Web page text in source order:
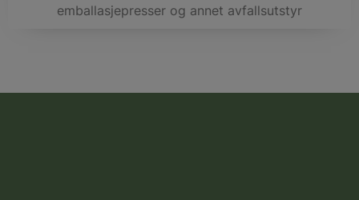
emballasjepresser og annet avfallsutstyr